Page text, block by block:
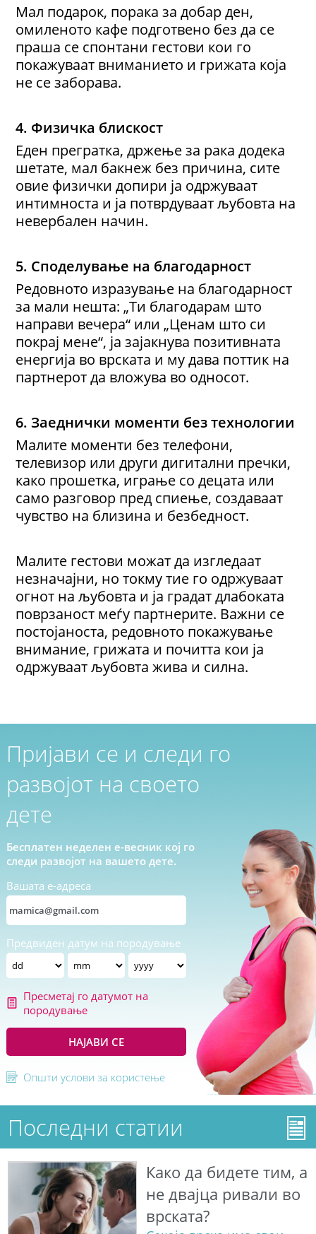
Мал подарок, порака за добар ден,
омиленото кафе подготвено без да се
праша се спонтани гестови кои го
покажуваат вниманието и грижата која
не се заборава.
4. Физичка блискост
Еден прегратка, држење за рака додека
шетате, мал бакнеж без причина, сите
овие физички допири ја одржуваат
интимноста и ја потврдуваат љубовта на
невербален начин.
5. Споделување на благодарност
Редовното изразување на благодарност
за мали нешта: „Ти благодарам што
направи вечера“ или „Ценам што си
покрај мене“, ја зајакнува позитивната
енергија во врската и му дава поттик на
партнерот да вложува во односот.
6. Заеднички моменти без технологии
Малите моменти без телефони,
телевизор или други дигитални пречки,
како прошетка, играње со децата или
само разговор пред спиење, создаваат
чувство на близина и безбедност.
Малите гестови можат да изгледаат
незначајни, но токму тие го одржуваат
огнот на љубовта и ја градат длабоката
поврзаност меѓу партнерите. Важни се
постојаноста, редовното покажување
внимание, грижата и почитта кои ја
одржуваат љубовта жива и силна.
Пријави се и следи го
развојот на своето
дете
Бесплатен неделен е-весник кој го
следи развојот на вашето дете.
Вашата е-адреса
Предвиден датум на породување
Пресметај го датумот на
породување
НАЈАВИ СЕ
Општи услови за користење
Последни статии
Како да бидете тим, а
не двајца ривали во
врската?